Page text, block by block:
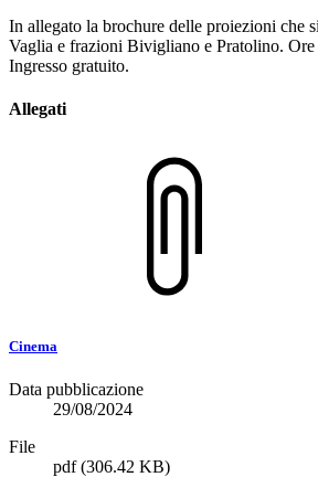
In allegato la brochure delle proiezioni che
Vaglia e frazioni Bivigliano e Pratolino.
Ingresso gratuito.
Allegati
Cinema
Data pubblicazione
29/08/2024
File
pdf(306.42 KB)